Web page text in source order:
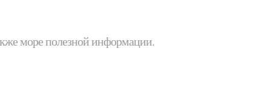
море полезной информации.